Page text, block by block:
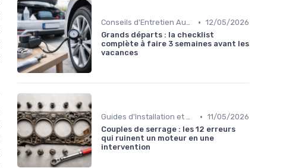
Conseils d'Entretien Auto • 12/05/2026
Grands départs : la checklist
complète à faire 3 semaines avant les
vacances
Guides d'Installation et de Réparation • 11/05/2026
Couples de serrage : les 12 erreurs
qui ruinent un moteur en une
intervention